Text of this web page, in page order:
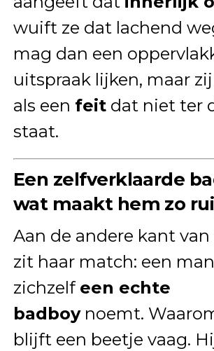
wuift ze dat lachend
mag dan een
uitspraak lijken, maar
als een feitdat niet ter
staat.
Een zelfverklaarde
wat maakt hem zo
Aan de andere kant
zit haar match: een
zichzelf een echte
badboynoemt.
blijft een beetje vaag.